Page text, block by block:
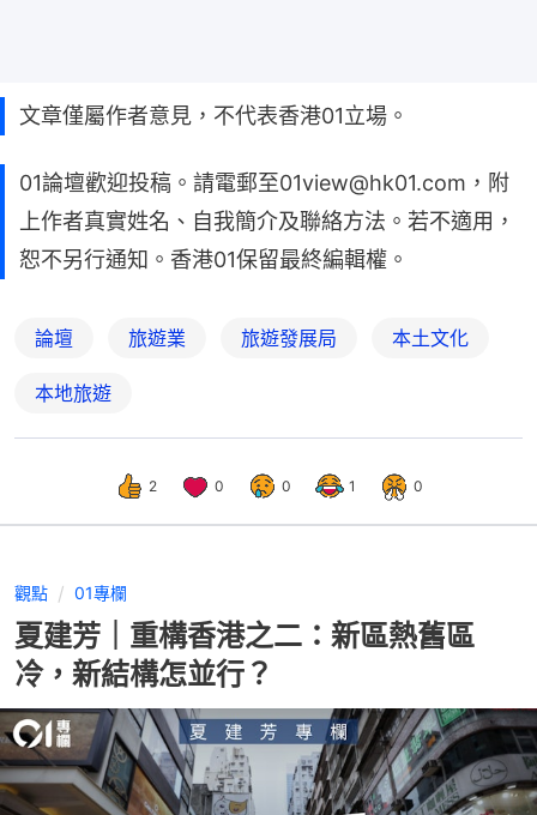
文章僅屬作者意見，不代表香港01立場。
01論壇歡迎投稿。請電郵至01view@hk01.com，附
上作者真實姓名、自我簡介及聯絡方法。若不適用，
恕不另行通知。香港01保留最終編輯權。
論壇 旅遊業 旅遊發展局 本土文化
本地旅遊
2 0 0 1 0
觀點 01專欄
夏建芳｜重構香港之二：新區熱舊區
冷，新結構怎並行？